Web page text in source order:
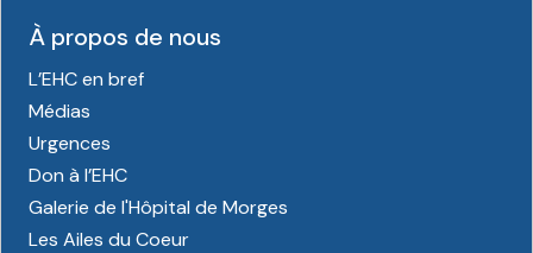
À propos de nous
L’EHC en bref
Médias
Urgences
Don à l’EHC
Galerie de l'Hôpital de Morges
Les Ailes du Coeur